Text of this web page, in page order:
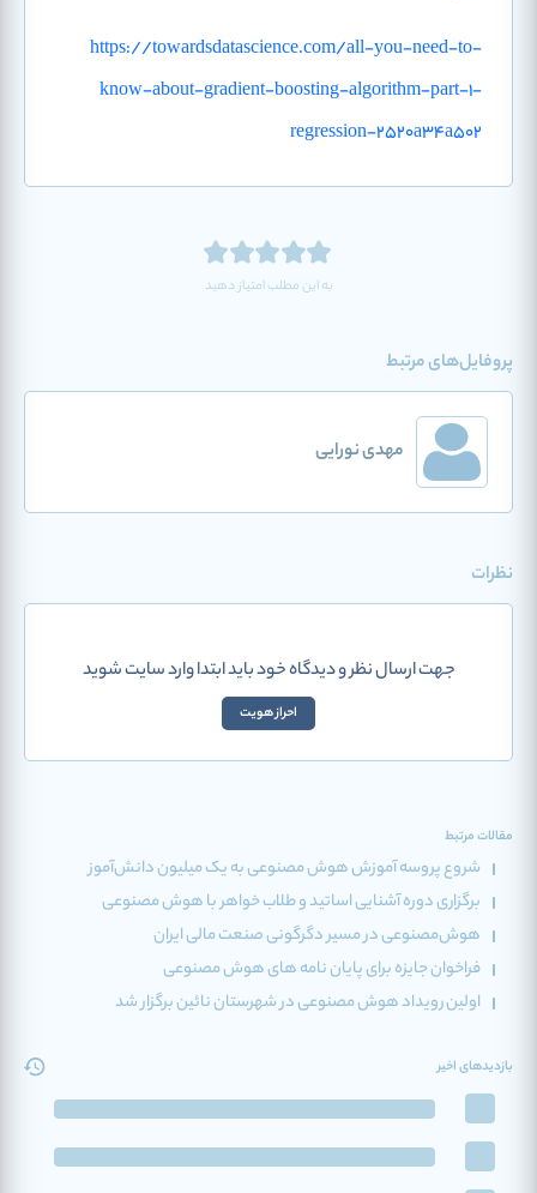
https://towardsdatascience.com/all-you-need-to-
know-about-gradient-boosting-algorithm-part-1-
regression-2520a34a502
به این مطلب امتیاز دهید
پروفایل‌های مرتبط
مهدی نورایی
نظرات
جهت ارسال نظر و دیدگاه خود باید ابتدا وارد سایت شوید
احراز هویت
مقالات مرتبط
شروع پروسه آموزش هوش مصنوعی به یک میلیون دانش‌آموز
برگزاری دوره آشنایی اساتید و طلاب خواهر با هوش مصنوعی
هوش‌مصنوعی در مسیر دگرگونی صنعت مالی ایران
فراخوان جایزه برای پایان‌ نامه‌ های هوش مصنوعی
اولین رویداد هوش مصنوعی در شهرستان نائین برگزار شد
بازدیدهای اخیر